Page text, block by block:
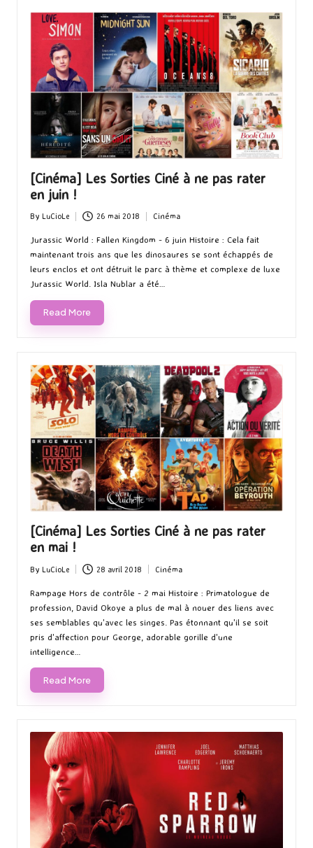
[Cinéma] Les Sorties Ciné à ne pas rater
en juin !
Posted
by
By LuCioLe 26 mai 2018
in
Cinéma
Jurassic World : Fallen Kingdom - 6 juin Histoire : Cela fait
maintenant trois ans que les dinosaures se sont échappés de
leurs enclos et ont détruit le parc à thème et complexe de luxe
Jurassic World. Isla Nublar a été…
Read More
[Cinéma] Les Sorties Ciné à ne pas rater
en mai !
Posted
by
By LuCioLe 28 avril 2018
Posted
Cinéma
Rampage Hors de contrôle - 2 mai Histoire : Primatologue de
profession, David Okoye a plus de mal à nouer des liens avec
ses semblables qu'avec les singes. Pas étonnant qu'il se soit
pris d'affection pour George, adorable gorille d'une
intelligence…
Read More